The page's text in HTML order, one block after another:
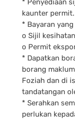
* Penyediaan
kaunter permit.
* Bayaran
o Sijil
o Permit
* Dapatkan
borang
Foziah dan di
tandatangan
* Serahkan
perlukan